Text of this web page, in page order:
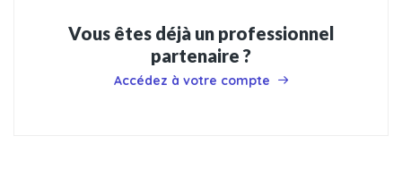
Vous êtes déjà un professionnel
partenaire ?
Accédez à votre compte